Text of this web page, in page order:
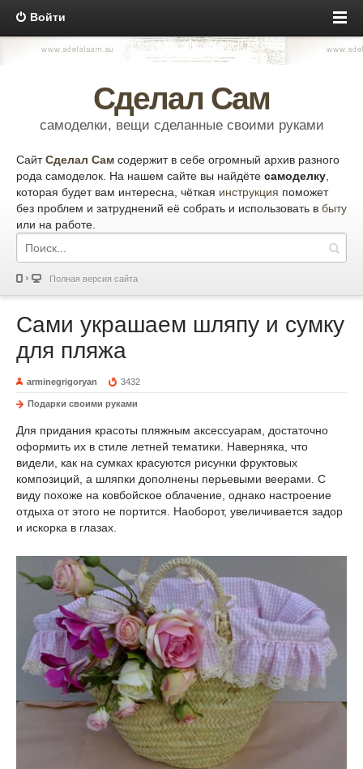
Войти
Сделал Сам
самоделки, вещи сделанные своими руками
СайтСделал Сам содержит в себе огромный архив разного
рода самоделок. На нашем сайте вы найдёте самоделку
которая будет вам интересна, чёткая инструкция поможет
без проблем и затруднений её собрать и использовать в быту
или на работе.
Полная версия сайта
Сами украшаем шляпу и сумку
для пляжа
arminegrigoryan 3432
Подарки своими руками
Для придания красоты пляжным аксессуарам, достаточно
оформить их в стиле летней тематики. Наверняка, что
видели, как на сумках красуются рисунки фруктовых
композиций, а шляпки дополнены перьевыми веерами. С
виду похоже на ковбойское облачение, однако настроение
отдыха от этого не портится. Наоборот, увеличивается задор
и искорка в глазах.